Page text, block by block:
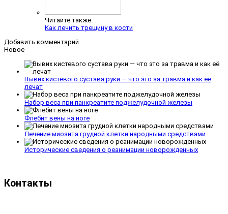
Читайте также:
Как лечить трещину в кости
Добавить комментарий
Новое
Вывих кистевого сустава руки — что это за травма и как её
лечат
Набор веса при панкреатите поджелудочной железы
Флебит вены на ноге
Лечение миозита грудной клетки народными средствами
Исторические сведения о реанимации новорожденных
Контакты